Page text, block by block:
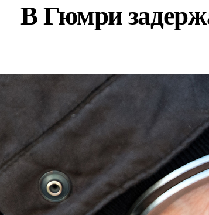
В Гюмри